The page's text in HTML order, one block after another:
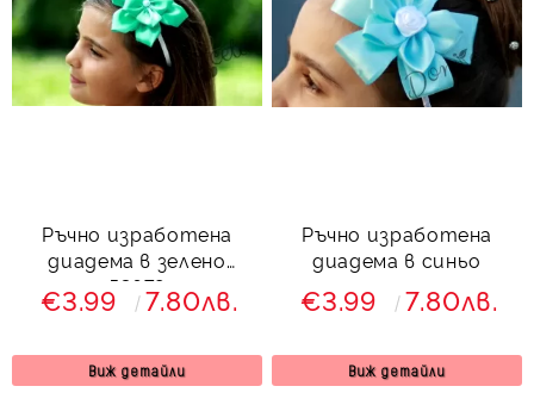
Ръчно изработена
диадема в зелено
53678
€3.99 7.80лв.
Виж детайли
Ръчно изработена
диадема в синьо
€3.99 7.80лв.
Виж детайли